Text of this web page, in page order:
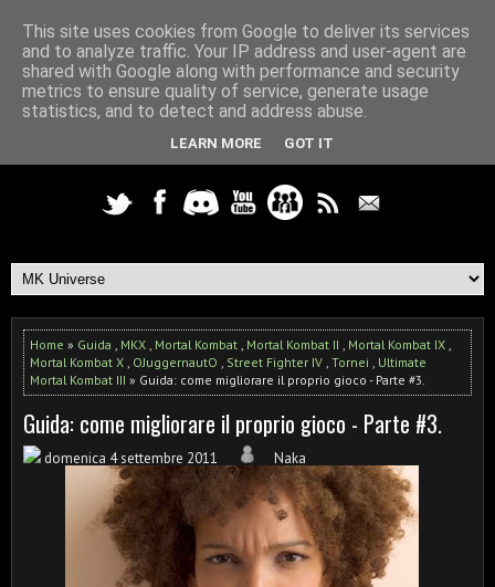
Home » Guida , MKX , Mortal Kombat , Mortal Kombat II , Mortal Kombat IX ,
Mortal Kombat X , OJuggernautO , Street Fighter IV , Tornei , Ultimate
Mortal Kombat III » Guida: come migliorare il proprio gioco - Parte #3.
Guida: come migliorare il proprio gioco - Parte #3.
domenica 4 settembre 2011 Naka
This site uses cookies from Google to deliver its services
and to analyze traffic. Your IP address and user-agent are
shared with Google along with performance and security
metrics to ensure quality of service, generate usage
statistics, and to detect and address abuse.
LEARN MORE GOT IT